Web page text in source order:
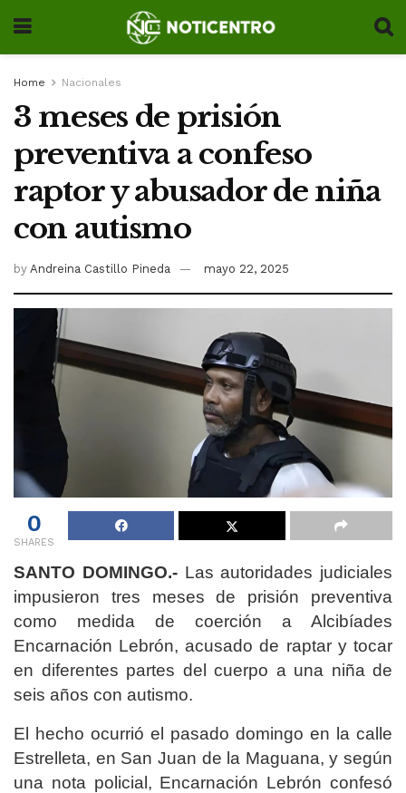
Home Nacionales
3 meses de prisión
preventiva a confeso
raptor y abusador de niña
con autismo
by Andreina Castillo Pineda mayo 22, 2025
0
SHARES
SANTO DOMINGO.-Las autoridades judiciales
impusieron tres meses de prisión preventiva
como medida de coerción a Alcibíades
Encarnación Lebrón, acusado de raptar y tocar
en diferentes partes del cuerpo a una niña de
seis años con autismo.
El hecho ocurrió el pasado domingo en la calle
Estrelleta, en San Juan de la Maguana, y según
una nota policial, Encarnación Lebrón confesó